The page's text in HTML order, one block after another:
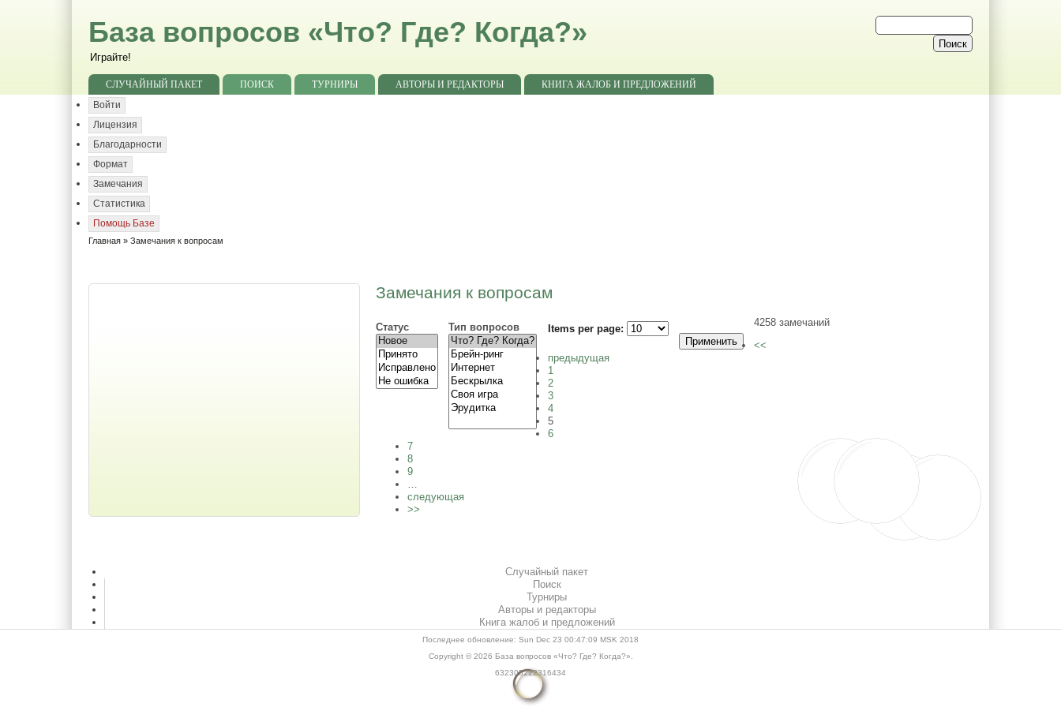
База вопросов «Что? Где? Когда?»
Играйте!
СЛУЧАЙНЫЙ ПАКЕТ ПОИСК ТУРНИРЫ АВТОРЫ И РЕДАКТОРЫ
КНИГА ЖАЛОБ И ПРЕДЛОЖЕНИЙ
Войти
Лицензия
Благодарности
Формат
Замечания
Статистика
Помощь Базе
Главная » Замечания к вопросам
Замечания к вопросам
Статус Тип вопросов Items per page:
4258 замечаний
<<
предыдущая
1
2
3
4
5
6
7
8
9
следующая
>>
Случайный пакет
Поиск
Турниры
Авторы и редакторы
Книга жалоб и предложений
Последнее обновление: Sun Dec 23 00:47:09 MSK 2018
Copyright © 2026 База вопросов «Что? Где? Когда?»
632305222316434